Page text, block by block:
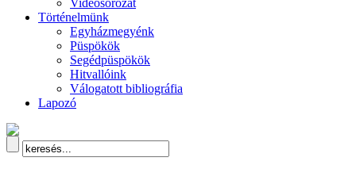
Videósorozat
Történelmünk
Egyházmegyénk
Püspökök
Segédpüspökök
Hitvallóink
Válogatott bibliográfia
Lapozó